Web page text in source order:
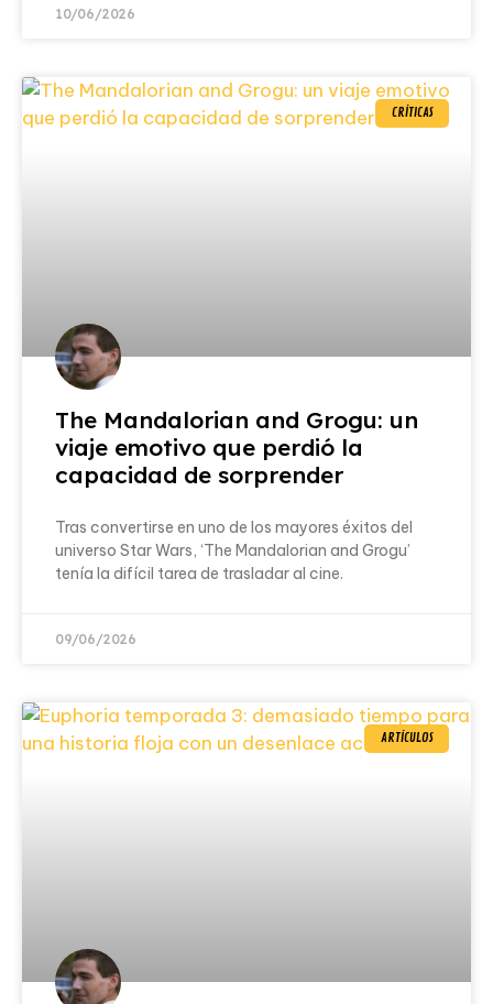
10/06/2026
CRÍTICAS
The Mandalorian and Grogu: un
viaje emotivo que perdió la
capacidad de sorprender
Tras convertirse en uno de los mayores éxitos del
universo Star Wars, ‘The Mandalorian and Grogu’
tenía la difícil tarea de trasladar al cine.
09/06/2026
ARTÍCULOS